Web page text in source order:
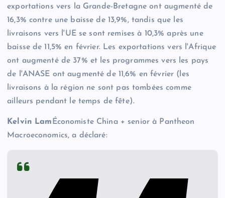
exportations vers la Grande-Bretagne ont augmenté de
16,3% contre une baisse de 13,9%, tandis que les
livraisons vers l'UE se sont remises à 10,3% après une
baisse de 11,5% en février. Les exportations vers l'Afrique
ont augmenté de 37% et les programmes vers les pays
de l'ANASE ont augmenté de 11,6% en février (les
livraisons à la région ne sont pas tombées comme
ailleurs pendant le temps de fête).
Kelvin LamÉconomiste China + senior à Pantheon
Macroeconomics, a déclaré: